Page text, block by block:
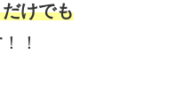
けでも
！！